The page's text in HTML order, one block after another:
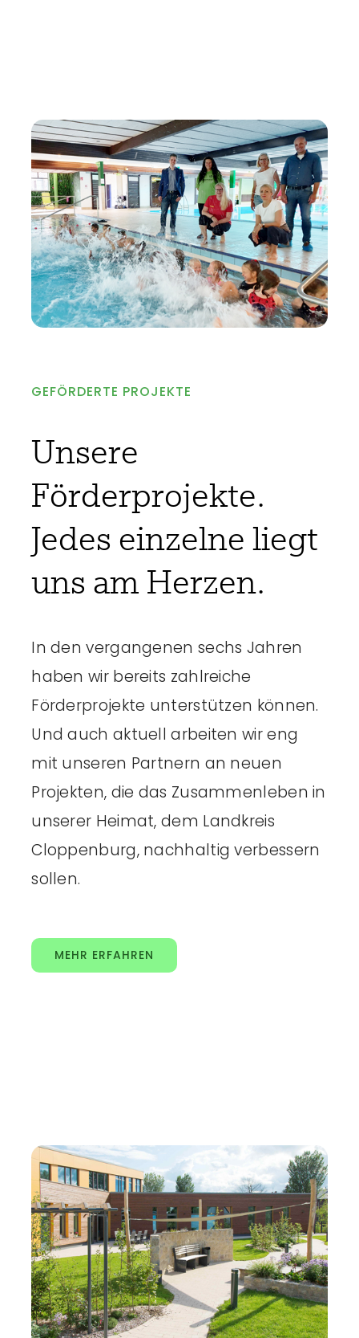
GEFÖRDERTE PROJEKTE
Unsere
Förderprojekte.
Jedes einzelne liegt
uns am Herzen.
In den vergangenen sechs Jahren
haben wir bereits zahlreiche
Förderprojekte unterstützen können.
Und auch aktuell arbeiten wir eng
mit unseren Partnern an neuen
Projekten, die das Zusammenleben in
unserer Heimat, dem Landkreis
Cloppenburg, nachhaltig verbessern
sollen.
MEHR ERFAHREN